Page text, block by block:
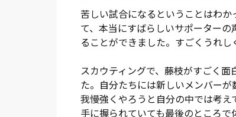
攻撃のスタート位置が低く、ショ
数を少なく抑えられて攻撃が停滞
前で合わせられるピンチもあった。
しかし、速攻頼みにならず、好機
し込み、下口が左からクロスを送
を豊川が右足でゴールへ流し込ん
ショートカウンターばかりで息が上
苦しい試合になるということはわ
て、本当にすばらしいサポーター
ることができました。すごくうれし
スカウティングで、藤枝がすごく
た。自分たちには新しいメンバーが
我慢強くやろうと自分の中では考
手に握られていても最後のところ